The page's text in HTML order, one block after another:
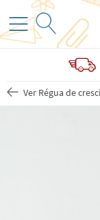
Ver Régua de